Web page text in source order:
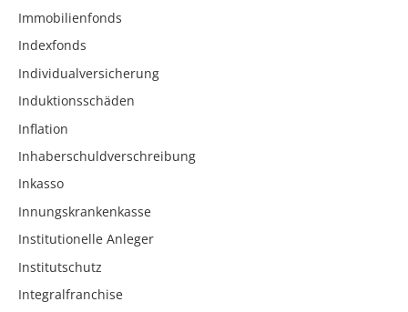
Immobilienfonds
Indexfonds
Individualversicherung
Induktionsschäden
Inflation
Inhaberschuldverschreibung
Inkasso
Innungskrankenkasse
Institutionelle Anleger
Institutschutz
Integralfranchise